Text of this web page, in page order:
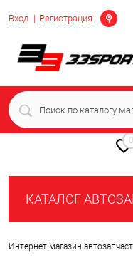
Вход Регистрация
Определение
0
КАТАЛОГ
Интернет-магазин